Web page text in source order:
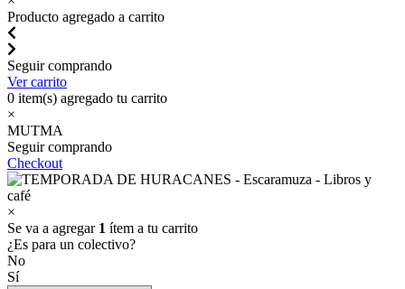
Producto agregado a carrito
Seguir comprando
Ver carrito
0 item(s) agregado tu carrito
×
MUTMA
Seguir comprando
Checkout
×
Se va a agregar 1 ítem a tu carrito
¿Es para un colectivo?
No
Sí